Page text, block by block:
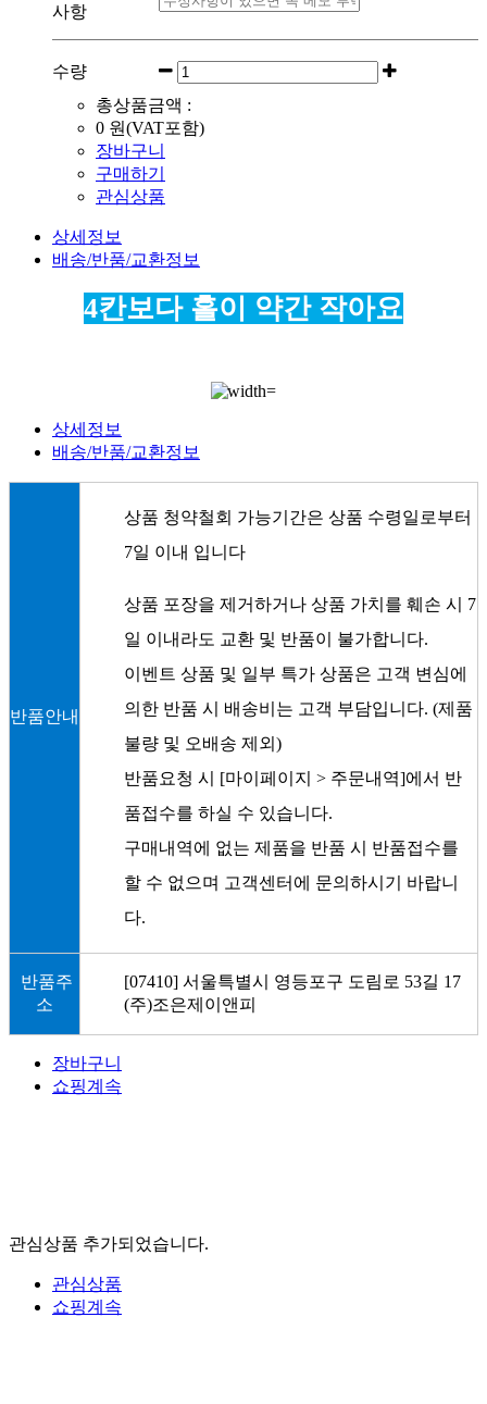
사항
수량
총상품금액 :
0 원(VAT포함)
장바구니
구매하기
관심상품
상세정보
배송/반품/교환정보
4칸보다 홀이 약간 작아요
상세정보
배송/반품/교환정보
반품안내
상품 청약철회 가능기간은 상품 수령일로부터
7일 이내 입니다
상품 포장을 제거하거나 상품 가치를 훼손 시 7
일 이내라도 교환 및 반품이 불가합니다.
이벤트 상품 및 일부 특가 상품은 고객 변심에
의한 반품 시 배송비는 고객 부담입니다. (제품
불량 및 오배송 제외)
반품요청 시 [마이페이지 > 주문내역]에서 반
품접수를 하실 수 있습니다.
구매내역에 없는 제품을 반품 시 반품접수를
할 수 없으며 고객센터에 문의하시기 바랍니
다.
반품주
소
[07410] 서울특별시 영등포구 도림로 53길 17
(주)조은제이앤피
장바구니
쇼핑계속
관심상품 추가되었습니다.
관심상품
쇼핑계속